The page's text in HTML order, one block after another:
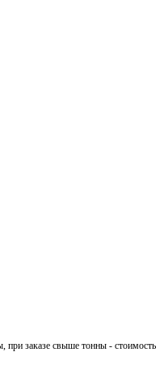
при заказе свыше тонны - стоимость